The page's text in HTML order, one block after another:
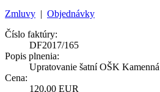
Zmluvy | Objednávky
Číslo faktúry:
DF2017/165
Popis plnenia:
Upratovanie šatní OŠK
Cena:
120,00 EUR